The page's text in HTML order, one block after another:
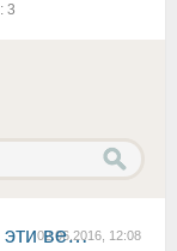
3
02.06.2016, 12:08
вещи?